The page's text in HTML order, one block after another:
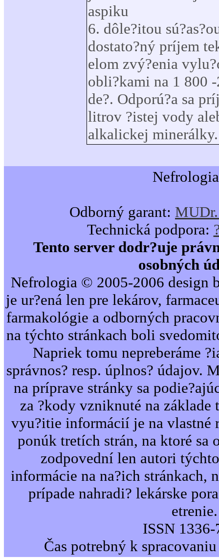
aspiku
6. dôle?itou
dostato?ný príjem
elom zvý?enia
obli?kami na 1 800
de?. Odporú?a sa
litrov ?istej vody
alkalickej minerálky.
Odborný garant:
Technická podpora:
Tento server dodr?uje
osobných
Nefrologia © 2005-2006 design
je ur?ená len pre lekárov,
farmakológie a odborných
na týchto stránkach boli
Napriek tomu nepreberáme
správnos? resp. úplnos? údajov.
na príprave stránky sa
za ?kody vzniknuté na
vyu?itie informácií je na vlastné
ponúk tretích strán, na ktoré sa
zodpovední len autori
informácie na na?ich stránkach,
prípade nahradi? lekárske
etrenie.
ISSN
Čas potrebný k